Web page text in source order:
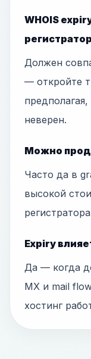
WHOIS
Должен
— откройте
неверен.
Можно
Часто да в
высокой
Expiry
Да — когда
MX и mail
хостинг